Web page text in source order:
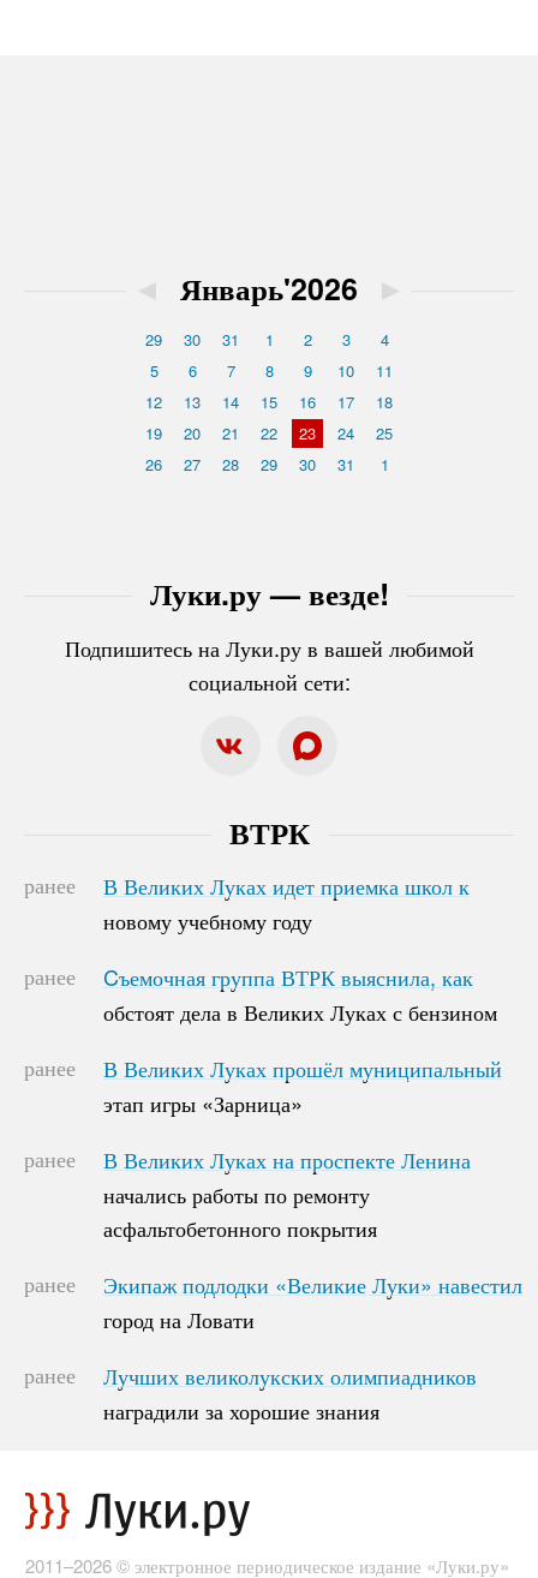
Луки.ру — везде!
Подпишитесь на Луки.ру в вашей любимой
социальной сети:
◄ Январь'2026 ►
29 30 31 1 2 3
4
5
6 7 8 9 10
11
12
13 14 15 16 17
18
19
20 21 22 23 24
25
26
27 28 29 30 31 1
ВТРК
ранее
В Великих Луках идет приемка школ к
новому учебному году
В Великих Луках идет приемка школ к
новому учебному году
ранее
Cъемочная группа ВТРК выяснила, как
обстоят дела в Великих Луках с бензином
Cъемочная группа ВТРК выяснила, как
обстоят дела в Великих Луках с бензином
ранее
В Великих Луках прошёл муниципальный
этап игры «Зарница»
В Великих Луках прошёл муниципальный
этап игры «Зарница»
ранее
В Великих Луках на проспекте Ленина
начались работы по ремонту
асфальтобетонного покрытия
В Великих Луках на проспекте Ленина
начались работы по ремонту
асфальтобетонного покрытия
ранее
Экипаж подлодки «Великие Луки» навестил
город на Ловати
Экипаж подлодки «Великие Луки» навестил
город на Ловати
ранее
Лучших великолукских олимпиадников
наградили за хорошие знания
Лучших великолукских олимпиадников
наградили за хорошие знания
2011–2026 © электронное периодическое издание «Луки.ру»